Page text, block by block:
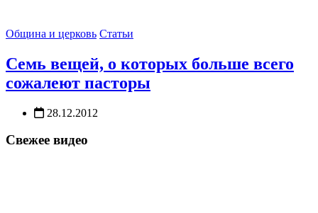
Община и церковь Статьи
Семь вещей, о которых больше всего
сожалеют пасторы
28.12.2012
Свежее видео